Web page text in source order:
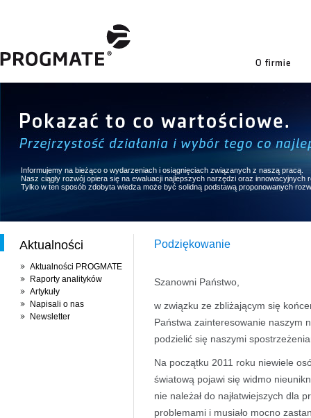
Informujemy na bieżąco o wydarzeniach i osiągnięciach związanych z naszą pracą.
Nasz ciągły rozwój opiera się na ewaluacji najlepszych narzędzi oraz innowacyjnych
Tylko w ten sposób zdobyta wiedza może być solidną podstawą proponowanych
Aktualności
Aktualności PROGMATE
Raporty analityków
Artykuły
Napisali o nas
Newsletter
Podziękowanie
Szanowni Państwo,
w związku ze zbliżającym się
Państwa zainteresowanie naszym
podzielić się naszymi
Na początku 2011 roku niewiele
światową pojawi się widmo
nie należał do najłatwiejszych dla
problemami i musiało mocno